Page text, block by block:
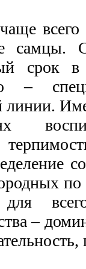
самцы.
срок в
–
линии.
–